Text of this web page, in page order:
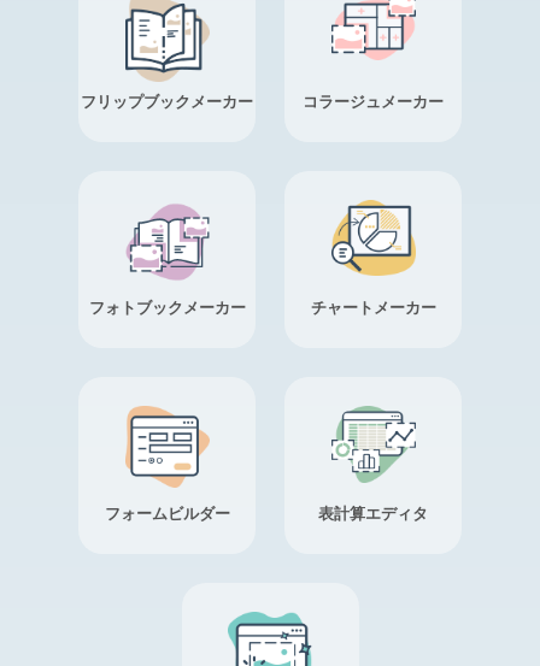
フリップブックメーカー コラージュメーカー
フォトブックメーカー チャートメーカー
フォームビルダー 表計算エディタ